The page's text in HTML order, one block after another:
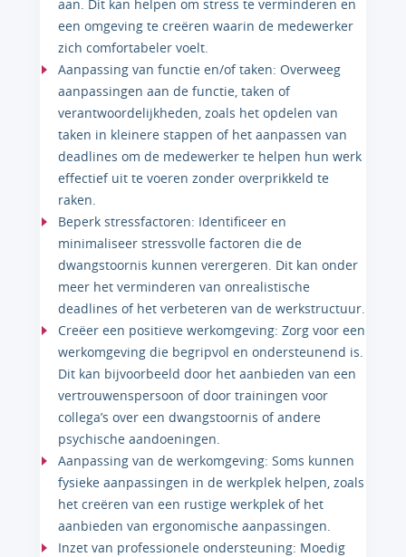
aan. Dit kan helpen om stress te verminderen en
een omgeving te creëren waarin de medewerker
zich comfortabeler voelt.
Aanpassing van functie en/of taken: Overweeg
aanpassingen aan de functie, taken of
verantwoordelijkheden, zoals het opdelen van
taken in kleinere stappen of het aanpassen van
deadlines om de medewerker te helpen hun werk
effectief uit te voeren zonder overprikkeld te
raken.
Beperk stressfactoren: Identificeer en
minimaliseer stressvolle factoren die de
dwangstoornis kunnen verergeren. Dit kan onder
meer het verminderen van onrealistische
deadlines of het verbeteren van de werkstructuur.
Creëer een positieve werkomgeving: Zorg voor een
werkomgeving die begripvol en ondersteunend is.
Dit kan bijvoorbeeld door het aanbieden van een
vertrouwenspersoon of door trainingen voor
collega’s over een dwangstoornis of andere
psychische aandoeningen.
Aanpassing van de werkomgeving: Soms kunnen
fysieke aanpassingen in de werkplek helpen, zoals
het creëren van een rustige werkplek of het
aanbieden van ergonomische aanpassingen.
Inzet van professionele ondersteuning: Moedig